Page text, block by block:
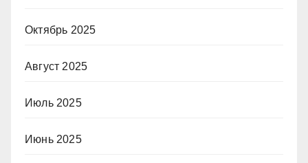
Октябрь 2025
Август 2025
Июль 2025
Июнь 2025